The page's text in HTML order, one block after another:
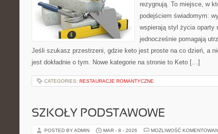
rezygnują. To miejsce, w
podejściem świadomym:
wspierają styl życia oparty
jednocześnie pomagają
Jeśli szukasz przestrzeni, gdzie keto jest proste na co dzień, a
jest dokładnie o tym. Nowe kategorie na stronie to Keto […]
CATEGORIES: RESTAURACJE ROMANTYCZNE
SZKOŁY PODSTAWOWE
POSTED BY ADMIN MAR - 8 - 2026 MOŻLIWOŚĆ